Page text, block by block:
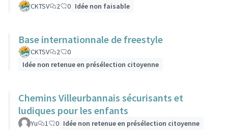
CKTSV 2 0 Idée non faisable
Base internationnale de freestyle
CKTSV 2
0
Idée non retenue en présélection citoyenne
Chemins Villeurbannais sécurisants et
ludiques pour les enfants
Yu 1 0 Idée non retenue en présélection citoyenne